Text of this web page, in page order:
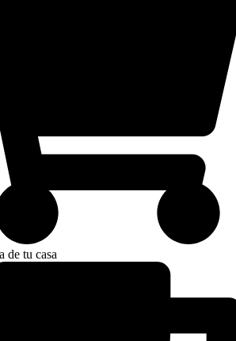
de tu casa